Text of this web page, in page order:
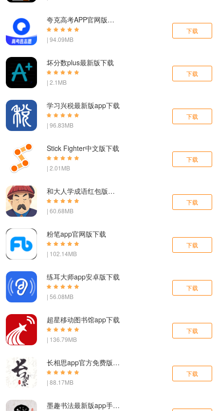
夸克高考APP官网版下载
| 94.09MB
下载
坏分数plus最新版下载
| 2.1MB
下载
学习兴税最新版app下载
| 96.83MB
下载
Stick Fighter中文版下载
| 2.01MB
下载
和大人学成语红包版下载
| 60.68MB
下载
粉笔app官网版下载
| 102.14MB
下载
练耳大师app安卓版下载
| 56.08MB
下载
超星移动图书馆app下载
| 136.79MB
下载
长相思app官方免费版下载
| 88.17MB
下载
墨趣书法最新版app手机官网版下载